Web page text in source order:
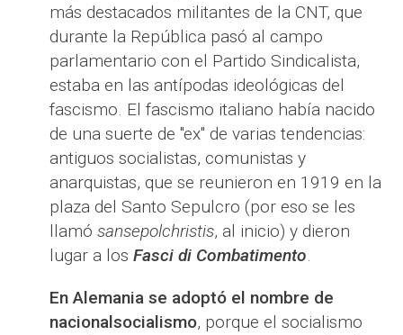
más destacados militantes de la CNT, que
durante la República pasó al campo
parlamentario con el Partido Sindicalista,
estaba en las antípodas ideológicas del
fascismo. El fascismo italiano había nacido
de una suerte de "ex" de varias tendencias:
antiguos socialistas, comunistas y
anarquistas, que se reunieron en 1919 en la
plaza del Santo Sepulcro (por eso se les
llamó sansepolchristis, al inicio) y dieron
lugar a los Fasci di Combatimento.
En Alemania se adoptó el nombre de
nacionalsocialismo, porque el socialismo